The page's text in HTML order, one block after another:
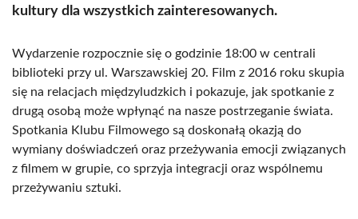
kultury dla wszystkich zainteresowanych.
Wydarzenie rozpocznie się o godzinie 18:00 w centrali
biblioteki przy ul. Warszawskiej 20. Film z 2016 roku skupia
się na relacjach międzyludzkich i pokazuje, jak spotkanie z
drugą osobą może wpłynąć na nasze postrzeganie świata.
Spotkania Klubu Filmowego są doskonałą okazją do
wymiany doświadczeń oraz przeżywania emocji związanych
z filmem w grupie, co sprzyja integracji oraz wspólnemu
przeżywaniu sztuki.